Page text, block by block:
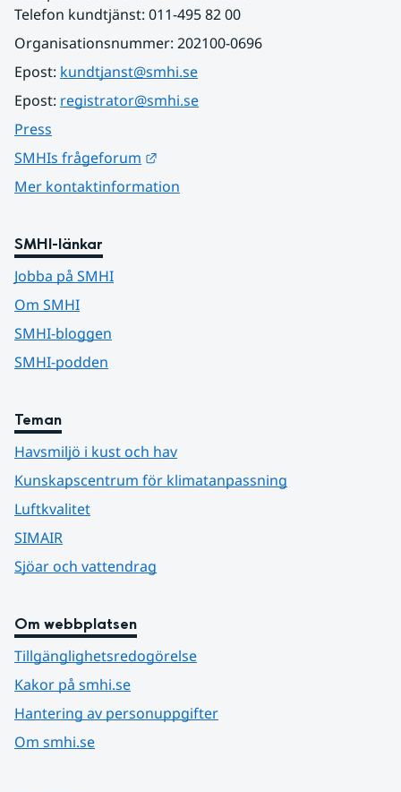
Telefon kundtjänst: 011-495 82 00
Organisationsnummer: 202100-0696
Epost: kundtjanst@smhi.se
Epost: registrator@smhi.se
Press
SMHIs frågeforum
Mer kontaktinformation
SMHI-länkar
Jobba på SMHI
Om SMHI
SMHI-bloggen
SMHI-podden
Teman
Havsmiljö i kust och hav
Kunskapscentrum för klimatanpassning
Luftkvalitet
SIMAIR
Sjöar och vattendrag
Om webbplatsen
Tillgänglighetsredogörelse
Kakor på smhi.se
Hantering av personuppgifter
Om smhi.se